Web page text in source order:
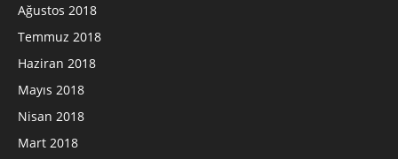
Ağustos 2018
Temmuz 2018
Haziran 2018
Mayıs 2018
Nisan 2018
Mart 2018